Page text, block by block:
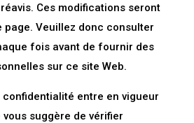
Ces modifications seront
page. Veuillez donc consulter
fois avant de fournir des
sur ce site Web.
entre en vigueur
suggère de vérifier